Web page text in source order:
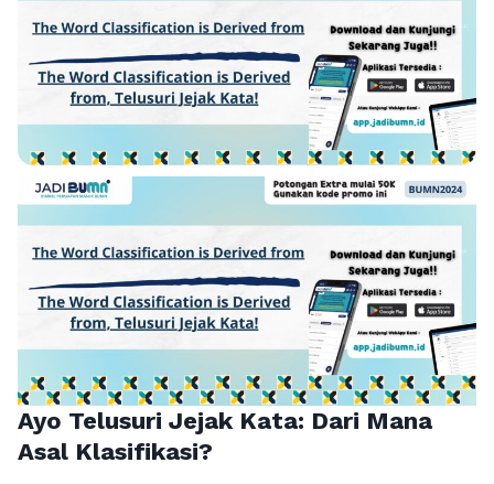
Ayo Telusuri Jejak Kata: Dari Mana
Asal Klasifikasi?